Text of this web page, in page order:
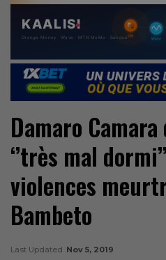
Damaro
‘’très mal
violences
Bambeto
Last Updated Nov 5, 2019